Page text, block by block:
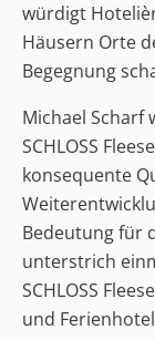
würdigt
Häusern Orte
Begegnung
Michael Scharf
SCHLOSS
konsequente
Bedeutung für
unterstrich
SCHLOSS
und